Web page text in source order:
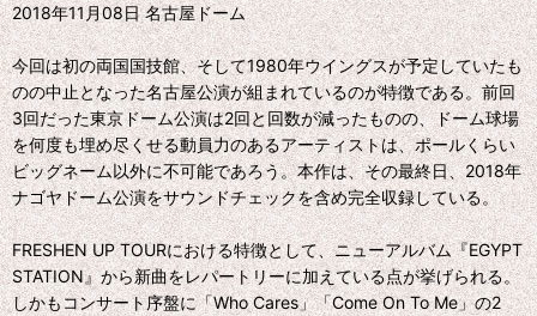
2018年11月08日 名古屋ドーム
今回は初の両国国技館、そして1980年ウイングスが予定していたも
のの中止となった名古屋公演が組まれているのが特徴である。前回
3回だった東京ドーム公演は2回と回数が減ったものの、ドーム球場
を何度も埋め尽くせる動員力のあるアーティストは、ポールくらい
ビッグネーム以外に不可能であろう。本作は、その最終日、2018年
ナゴヤドーム公演をサウンドチェックを含め完全収録している。
FRESHEN UP TOURにおける特徴として、ニューアルバム『EGYPT
STATION』から新曲をレパートリーに加えている点が挙げられる。
しかもコンサート序盤に「Who Cares」「Come On To Me」の2